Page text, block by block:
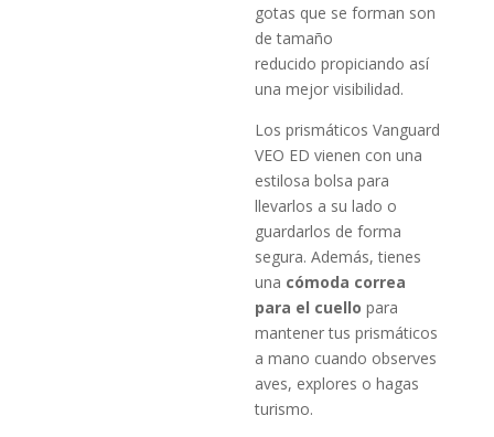
gotas que se forman son
de tamaño
reducido propiciando así
una mejor visibilidad.
Los prismáticos Vanguard
VEO ED vienen con una
estilosa bolsa para
llevarlos a su lado o
guardarlos de forma
segura. Además, tienes
una cómoda correa
para el cuello para
mantener tus prismáticos
a mano cuando observes
aves, explores o hagas
turismo.